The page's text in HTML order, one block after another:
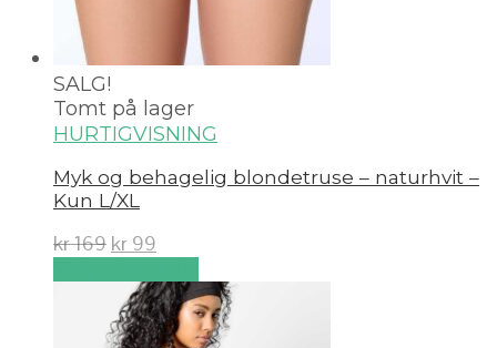
SALG!
Tomt på lager
HURTIGVISNING
Myk og behagelig blondetruse – naturhvit –
Kun L/XL
kr169 kr 99